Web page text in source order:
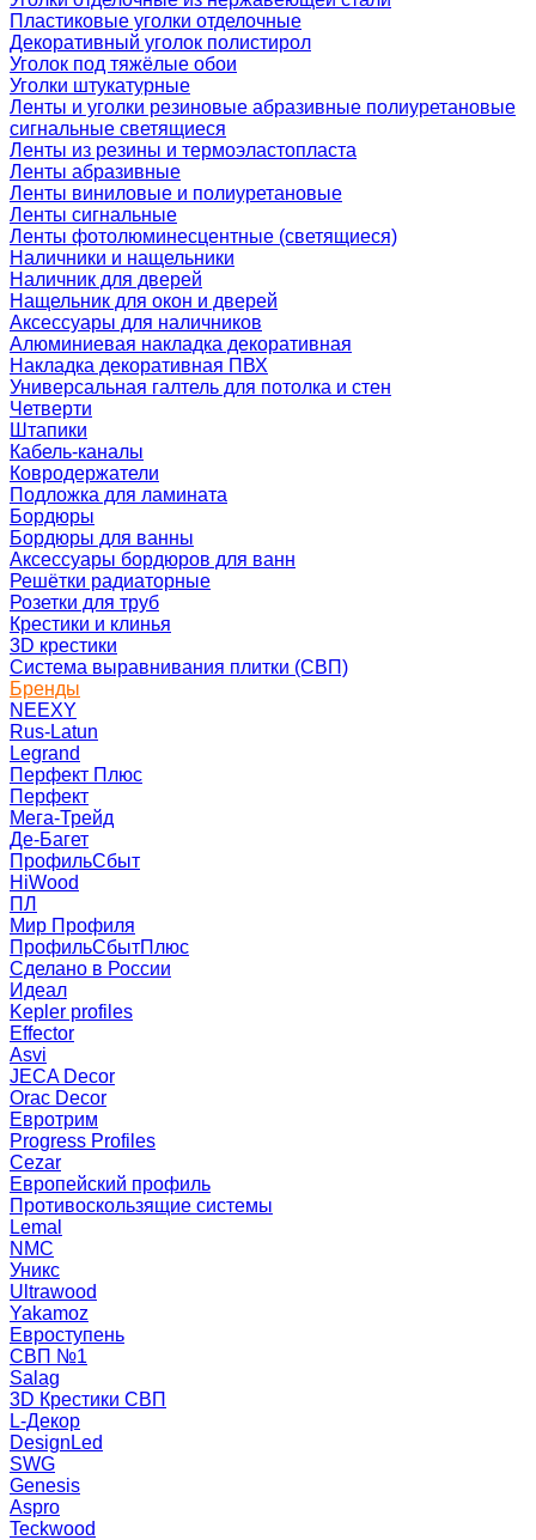
Пластиковые уголки отделочные
Декоративный уголок полистирол
Уголок под тяжёлые обои
Уголки штукатурные
Ленты и уголки резиновые абразивные полиуретановые
сигнальные светящиеся
Ленты из резины и термоэластопласта
Ленты абразивные
Ленты виниловые и полиуретановые
Ленты сигнальные
Ленты фотолюминесцентные (светящиеся)
Наличники и нащельники
Наличник для дверей
Нащельник для окон и дверей
Аксессуары для наличников
Алюминиевая накладка декоративная
Накладка декоративная ПВХ
Универсальная галтель для потолка и стен
Четверти
Штапики
Кабель-каналы
Ковродержатели
Подложка для ламината
Бордюры
Бордюры для ванны
Аксессуары бордюров для ванн
Решётки радиаторные
Розетки для труб
Крестики и клинья
3D крестики
Система выравнивания плитки (СВП)
Бренды
NEEXY
Rus-Latun
Legrand
Перфект Плюс
Перфект
Мега-Трейд
Де-Багет
ПрофильСбыт
HiWood
ПЛ
Мир Профиля
ПрофильСбытПлюс
Сделано в России
Идеал
Kepler profiles
Effector
Asvi
JECA Decor
Orac Decor
Евротрим
Progress Profiles
Cezar
Европейский профиль
Противоскользящие системы
Lemal
NMC
Уникс
Ultrawood
Yakamoz
Евроступень
СВП №1
Salag
3D Крестики СВП
L-Декор
DesignLed
SWG
Genesis
Aspro
Teckwood